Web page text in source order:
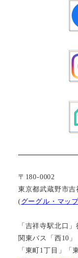
〒180-0002
東京都武蔵野市
(グーグル・マッ
「吉祥寺駅北口
関東バス「西10
「東町1丁目」「